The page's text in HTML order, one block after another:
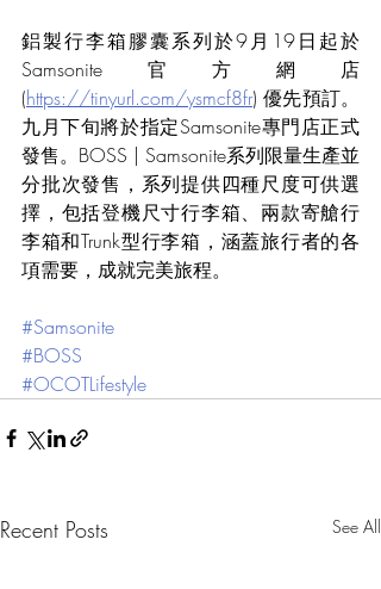
鋁製行李箱膠囊系列於9月19日起於
Samsonite官方網店
(https://tinyurl.com/ysmcf8fr) 優先預訂。
九月下旬將於指定Samsonite專門店正式
發售。BOSS | Samsonite系列限量生產並
分批次發售，系列提供四種尺度可供選
擇，包括登機尺寸行李箱、兩款寄艙行
李箱和Trunk型行李箱，涵蓋旅行者的各
項需要，成就完美旅程。
#Samsonite
#BOSS
#OCOTLifestyle
Recent Posts See All